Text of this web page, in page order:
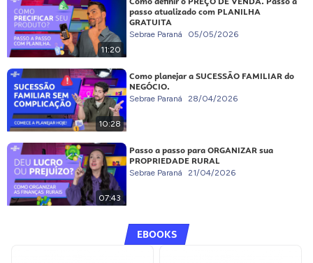
11:20
passo atualizado com PLANILHA
GRATUITA
Sebrae Paraná 05/05/2026
10:28
Como planejar a SUCESSÃO FAMILIAR do
NEGÓCIO.
Sebrae Paraná 28/04/2026
07:43
Passo a passo para ORGANIZAR sua
PROPRIEDADE RURAL
Sebrae Paraná 21/04/2026
EBOOKS